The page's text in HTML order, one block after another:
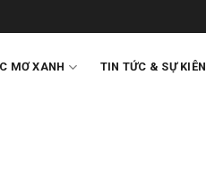
MƠ XANH TIN TỨC & SỰ KIÊN